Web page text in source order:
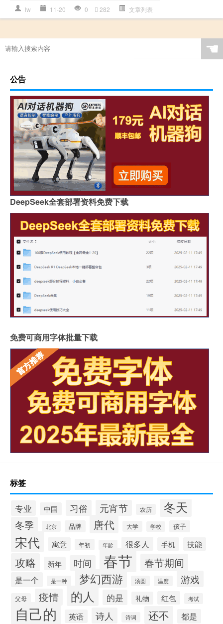
lw 11-20 0 282 文章列表
☚
公告
DeepSeek全套部署资料免费下载
免费可商用字体批量下载
标签
专业 中国 习俗 元宵节 农历 冬天
冬季 北京 品牌 唐代 大学 学校 孩子
宋代 寓意 年初 年龄 很多人 手机 技能
攻略 新年 时间 春节 春节期间
是一个 是一种 梦幻西游 汤圆 温度 游戏
父母 疫情 的人 的是 礼物 红包 考试
自己的 英语 诗人 诗词 还不 都是